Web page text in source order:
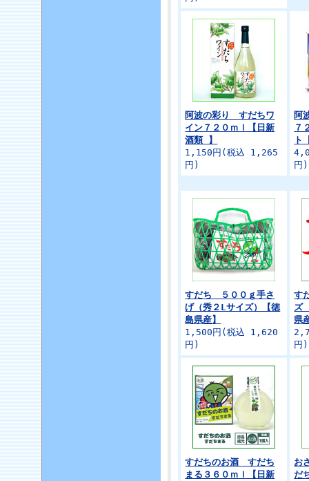
阿波の彩り すだちワ
イン７２０ｍｌ【日新
酒類 】
1,150円(税込 1,265
円)
阿
７
ト
円)
すだち ５００ｇ手さ
げ（秀２Lサイズ）【徳
島県産】
1,500円(税込 1,620
円)
す
ズ
県
円)
すだちのお酒 すだち
まる３６０ｍｌ【日新
お
だ